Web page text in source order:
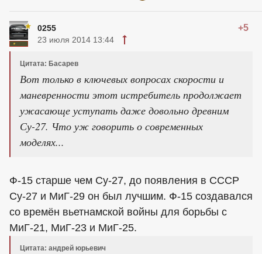
0255 +5
23 июля 2014 13:44
Цитата: Басарев
Вот только в ключевых вопросах скорости и
маневренности этот истребитель продолжает
ужасающе уступать даже довольно древним
Су-27. Что уж говорить о современных
моделях...
Ф-15 старше чем Су-27, до появления в СССР
Су-27 и МиГ-29 он был лучшим. Ф-15 создавался
со времён вьетнамской войны для борьбы с
МиГ-21, МиГ-23 и МиГ-25.
Цитата: андрей юрьевич